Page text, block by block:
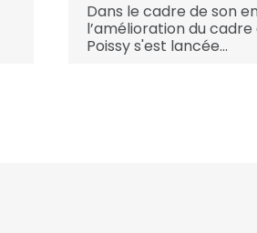
Dans le cadre de son
l’amélioration du cadre
Poissy s'est lancée...